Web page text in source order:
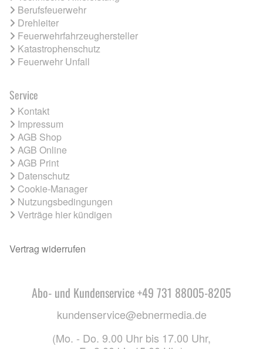
Berufsfeuerwehr
Drehleiter
Feuerwehrfahrzeughersteller
Katastrophenschutz
Feuerwehr Unfall
Service
Kontakt
Impressum
AGB Shop
AGB Online
AGB Print
Datenschutz
Cookie-Manager
Nutzungsbedingungen
Verträge hier kündigen
Vertrag widerrufen
Abo- und Kundenservice +49 731 88005-8205
kundenservice@ebnermedia.de
(Mo. - Do. 9.00 Uhr bis 17.00 Uhr,